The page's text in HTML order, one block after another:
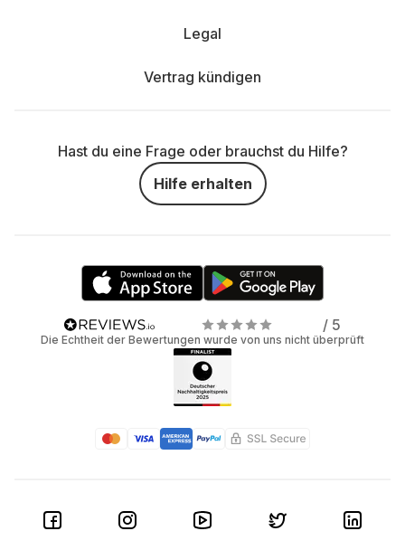
Legal
Vertrag kündigen
Hast du eine Frage oder brauchst du Hilfe?
Hilfe erhalten
/ 5
Die Echtheit der Bewertungen wurde von uns nicht überprüft